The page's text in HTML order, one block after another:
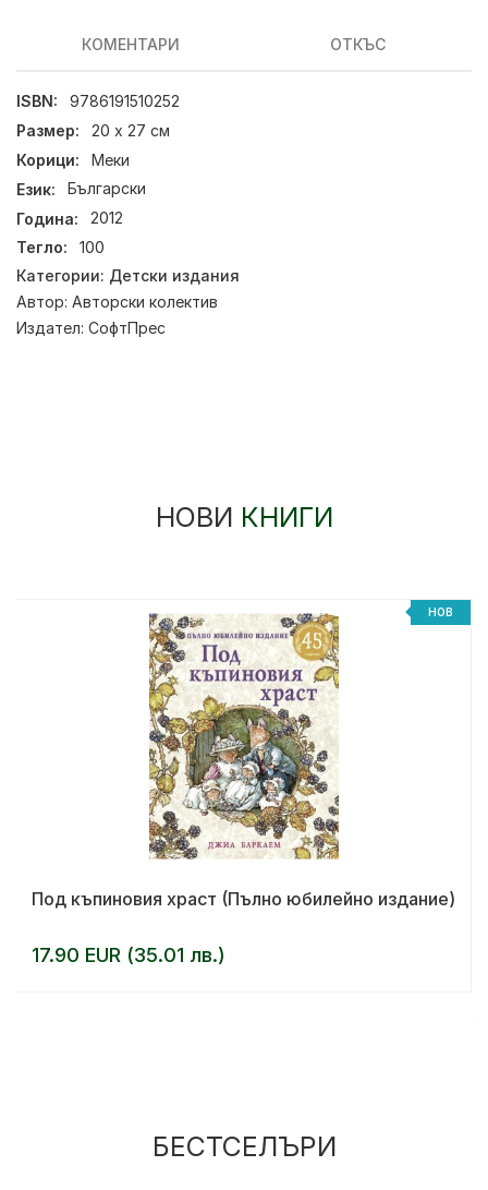
КОМЕНТАРИ ОТКЪС
ISBN:
9786191510252
Размер:
20 х 27 см
Корици:
Меки
Език:
Български
Година:
2012
Тегло:
100
Категории: Детски издания
Автор: Авторски колектив
Издател: СофтПрес
НОВИ КНИГИ
НОВ
Под къпиновия храст (Пълно юбилейно издание)
17.90 EUR (35.01 лв.)
БЕСТСЕЛЪРИ